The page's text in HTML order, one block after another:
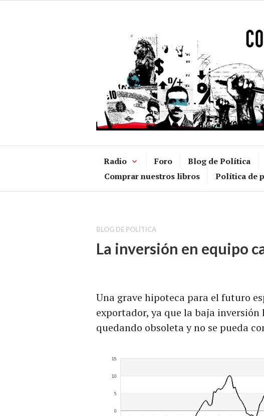
Radio Foro Blog de Política
Comprar nuestros libros
Política de
BLOG DE POLÍTICA
La inversión en equipo
Una grave hipoteca para el futuro
exportador, ya que la baja
quedando obsoleta y no se pueda